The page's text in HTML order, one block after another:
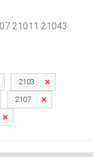
21011 21043
2103
2107